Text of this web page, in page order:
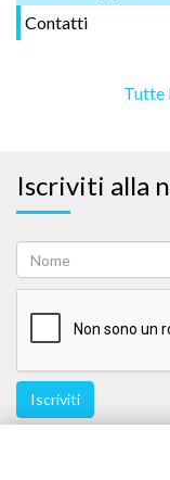
Contatti
Tutte
Iscriviti alla
Iscriviti